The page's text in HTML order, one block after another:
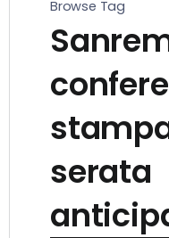
Browse Tag
serata